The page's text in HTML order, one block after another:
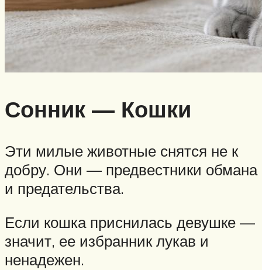
Сонник — Кошки
Эти милые животные снятся не к
добру. Они — предвестники обмана
и предательства.
Если кошка приснилась девушке —
значит, ее избранник лукав и
ненадежен.